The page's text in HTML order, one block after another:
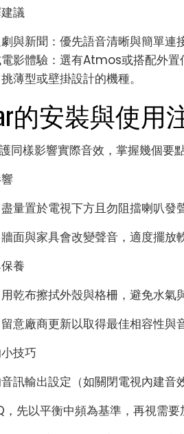
議
與新聞：優先語音清晰與簡單連接
影體驗：選有Atmos或搭配外置
薄型或壁掛設計的機種。
的安裝與使用
同樣影響實際音效，掌握幾個要
量置於電視下方且勿阻擋喇叭發
面與家具會改變聲音，適度擺放
養
乾布擦拭外殼與格柵，避免水氣
意廠商更新以取得最佳相容性與
技巧
訊輸出設定（如關閉電視內建
，先以平衡中頻為基準，再視需要